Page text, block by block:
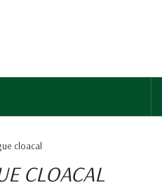
cloacal
CLOACAL